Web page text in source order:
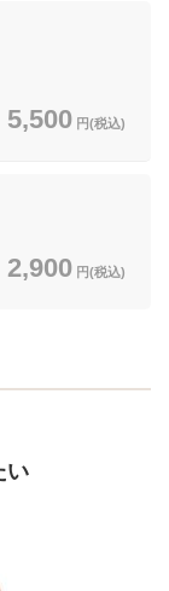
5,500 円(税込)
2,900 円(税込)
い